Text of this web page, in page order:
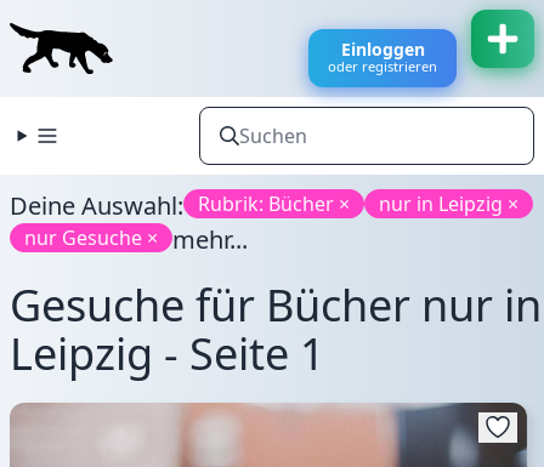
Einloggen
oder registrieren
Deine Auswahl: Rubrik: Bücher ×
nur in Leipzig ×
nur Gesuche ×
mehr...
Gesuche für Bücher nur in
Leipzig - Seite 1